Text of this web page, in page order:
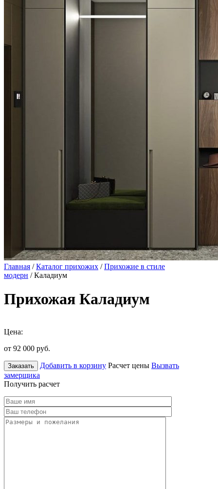
Главная /Каталог прихожих /Прихожие в стиле
модерн / Каладиум
Прихожая Каладиум
Цена:
от 92 000 руб.
Заказать Добавить в корзину Расчет цены Вызвать
замерщика
Получить расчет